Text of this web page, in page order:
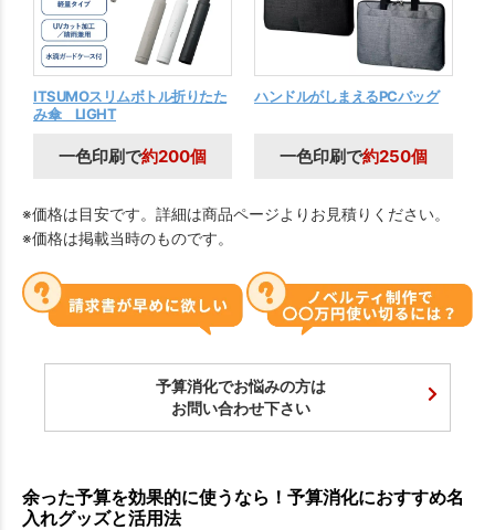
ITSUMOスリムボトル折りたた
み傘 LIGHT
一色印刷で約200個
ハンドルがしまえるPCバッグ
一色印刷で約250個
※価格は目安です。詳細は商品ページよりお見積りください。
※価格は掲載当時のものです。
予算消化でお悩みの方は
お問い合わせ下さい
余った予算を効果的に使うなら！予算消化におすすめ名
入れグッズと活用法